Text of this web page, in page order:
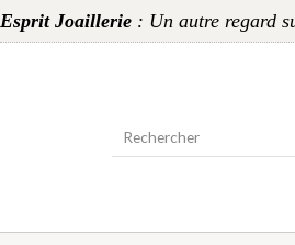
Esprit Joaillerie : Un autre regard